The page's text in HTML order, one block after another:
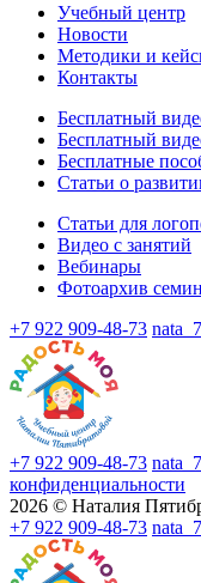
Учебный центр
Новости
Методики и
Контакты
Бесплатный
Бесплатный
Бесплатные
Статьи о
Статьи для
Видео с занятий
Вебинары
Фотоархив
+7 922 909-48-73
+7 922 909-48-73
конфиденциальности
2026 © Наталия
+7 922 909-48-73